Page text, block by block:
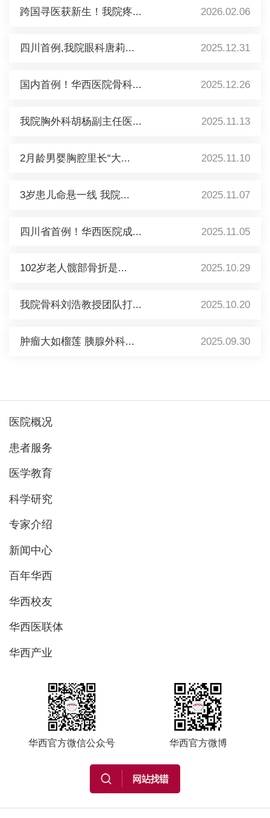
跨国寻医获新生！我院疼... 2026.02.06
四川首例,我院眼科唐莉... 2025.12.31
国内首例！华西医院骨科... 2025.12.26
我院胸外科胡杨副主任医... 2025.11.13
2月龄男婴胸腔里长“大... 2025.11.10
3岁患儿命悬一线 我院... 2025.11.07
四川省首例！华西医院成... 2025.11.05
102岁老人髋部骨折是... 2025.10.29
我院骨科刘浩教授团队打... 2025.10.20
肿瘤大如榴莲 胰腺外科... 2025.09.30
医院概况
患者服务
医学教育
科学研究
专家介绍
新闻中心
百年华西
华西校友
华西医联体
华西产业
华西官方微信公众号 华西官方微博